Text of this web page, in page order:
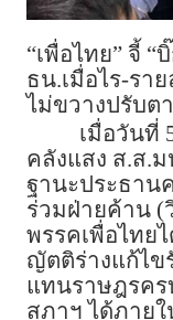
“เพื่อไทย” จี้
ธน.เมื่อไร-ราย
ไม่ขวางปรับต
เมื่อวันที่
คลังแสง ส.ส.
ฐานะประธาน
ร่วมฝ่ายค้าน (
พรรคเพื่อไทย
ญัตติร่างแก้ไ
แทนราษฎรค
สภาฯ ได้ภาย